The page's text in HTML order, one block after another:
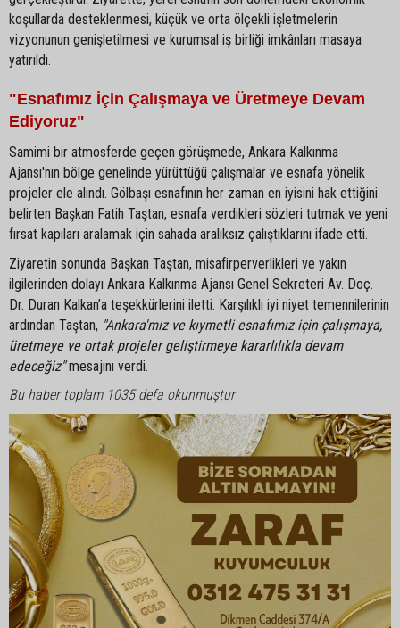
koşullarda desteklenmesi, küçük ve orta ölçekli işletmelerin
vizyonunun genişletilmesi ve kurumsal iş birliği imkânları masaya
yatırıldı.
"Esnafımız İçin Çalışmaya ve Üretmeye Devam
Ediyoruz"
Samimi bir atmosferde geçen görüşmede, Ankara Kalkınma
Ajansı'nın bölge genelinde yürüttüğü çalışmalar ve esnafa yönelik
projeler ele alındı. Gölbaşı esnafının her zaman en iyisini hak ettiğini
belirten Başkan Fatih Taştan, esnafa verdikleri sözleri tutmak ve yeni
fırsat kapıları aralamak için sahada aralıksız çalıştıklarını ifade etti.
Ziyaretin sonunda Başkan Taştan, misafirperverlikleri ve yakın
ilgilerinden dolayı Ankara Kalkınma Ajansı Genel Sekreteri Av. Doç.
Dr. Duran Kalkan’a teşekkürlerini iletti. Karşılıklı iyi niyet temennilerinin
ardından Taştan, "Ankara'mız ve kıymetli esnafımız için çalışmaya,
üretmeye ve ortak projeler geliştirmeye kararlılıkla devam
edeceğiz"mesajını verdi.
Bu haber toplam 1035 defa okunmuştur